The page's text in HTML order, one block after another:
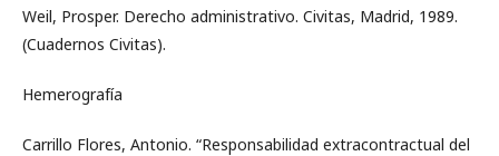
Weil, Prosper. Derecho administrativo. Civitas, Madrid, 1989.
(Cuadernos Civitas).
Hemerografía
Carrillo Flores, Antonio. “Responsabilidad extracontractual del